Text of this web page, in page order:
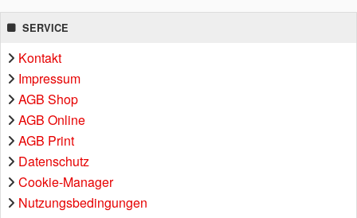
SERVICE
Kontakt
Impressum
AGB Shop
AGB Online
AGB Print
Datenschutz
Cookie-Manager
Nutzungsbedingungen